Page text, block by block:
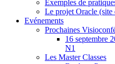
Exemples de
Le projet Oracle (site
Evénements
Prochaines
16 septembre
N1
Les Master Classes